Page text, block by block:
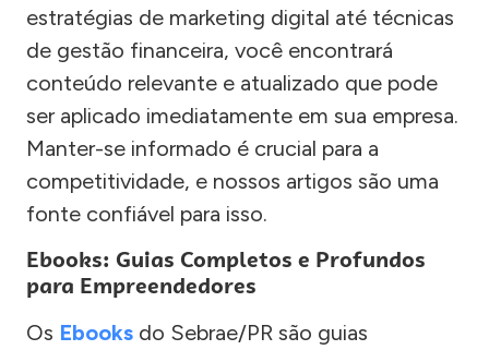
estratégias de marketing digital até técnicas
de gestão financeira, você encontrará
conteúdo relevante e atualizado que pode
ser aplicado imediatamente em sua empresa.
Manter-se informado é crucial para a
competitividade, e nossos artigos são uma
fonte confiável para isso.
Ebooks: Guias Completos e Profundos
para Empreendedores
Os Ebooks do Sebrae/PR são guias